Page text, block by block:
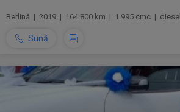
Berlină | 2019 | 164.800 km | 1.995 cmc | diesel
Sună